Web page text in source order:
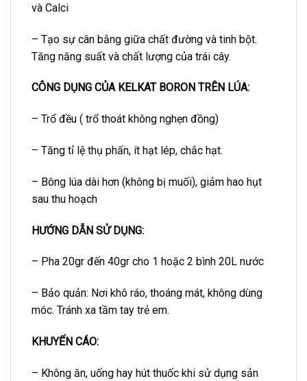
và Calci
– Tạo sự cân bằng giữa chất đường và tinh bột.
Tăng năng suất và chất lượng của trái cây.
CÔNG DỤNG CỦA KELKAT BORON TRÊN LÚA:
– Trổ đều ( trổ thoát không nghẹn đồng)
– Tăng tỉ lệ thụ phấn, ít hạt lép, chắc hạt.
– Bông lúa dài hơn (không bị muối), giảm hao hụt
sau thu hoạch
HƯỚNG DẪN SỬ DỤNG:
– Pha 20gr đến 40gr cho 1 hoặc 2 bình 20L nước
– Bảo quản: Nơi khô ráo, thoáng mát, không dùng
móc. Tránh xa tầm tay trẻ em.
KHUYẾN CÁO:
– Không ăn, uống hay hút thuốc khi sử dụng sản